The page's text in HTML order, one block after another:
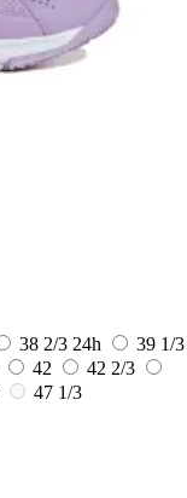
38 2/3 24h
39 1/3
42
42 2/3
47 1/3